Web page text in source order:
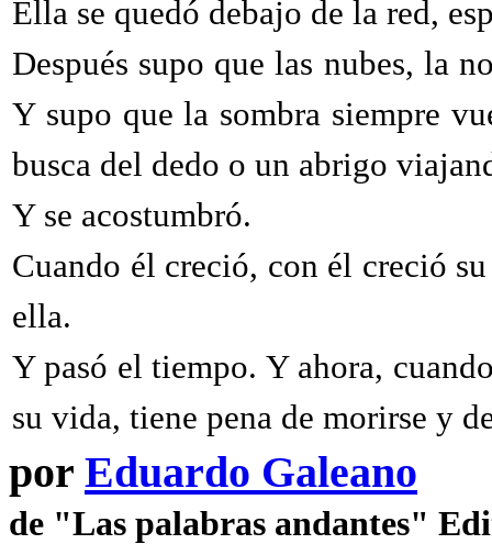
Ella se quedó debajo de la red,
Después supo que las nubes, la
Y supo que la sombra siempre
busca del dedo o un abrigo
Y se acostumbró.
Cuando él creció, con él creció
ella.
Y pasó el tiempo. Y ahora,
su vida, tiene pena de morirse y
por Eduardo Galeano
de "Las palabras andantes"